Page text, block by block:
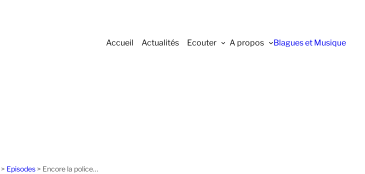
Accueil Actualités Ecouter A propos Blagues et Musique
> Episodes > Encore la police…